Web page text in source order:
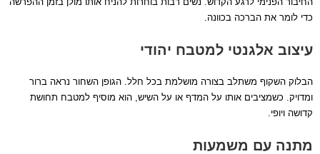
כדי לומר את הברכה בכוונה.
עיצוב אלגנטי למטבח יהודי
הבלוק השקוף משתלב בצורה מושלמת בכל חלל. הגופן השחור נראה ברור
ומדויק. כשמציבים אותו על המדף או על השיש, הוא מוסיף למטבח תחושת
קדושה ויופי.
מתנה עם משמעות